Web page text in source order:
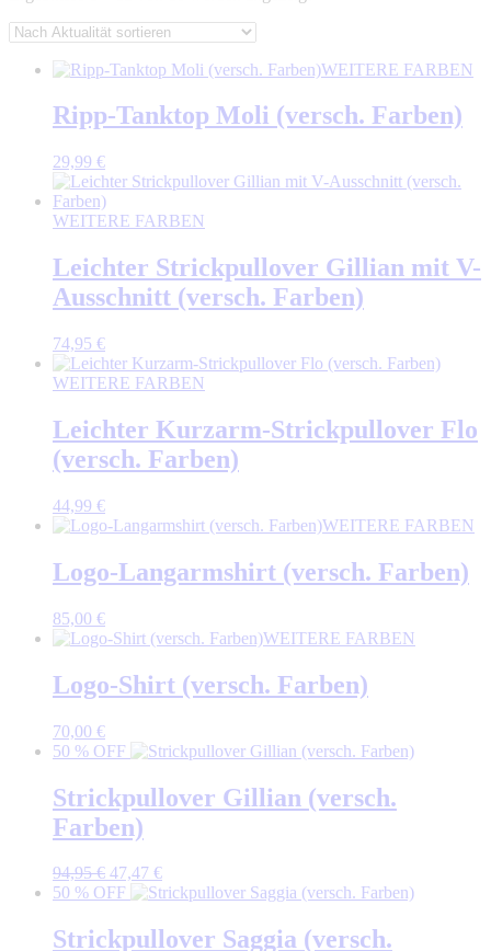
WEITERE FARBEN
Ripp-Tanktop Moli (versch. Farben)
29,99 €
WEITERE FARBEN
Leichter Strickpullover Gillian mit V-
Ausschnitt (versch. Farben)
74,95 €
WEITERE FARBEN
Leichter Kurzarm-Strickpullover Flo
(versch. Farben)
44,99 €
WEITERE FARBEN
Logo-Langarmshirt (versch. Farben)
85,00 €
WEITERE FARBEN
Logo-Shirt (versch. Farben)
70,00 €
50 % OFF
Strickpullover Gillian (versch.
Farben)
94,95€ Ursprünglicher
Preis
94,95 €
47,47 €Aktueller
Preis
47,47 €.
50 % OFF
Strickpullover Saggia (versch.